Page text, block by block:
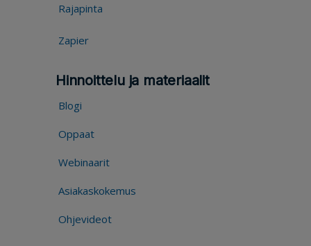
Rajapinta
Zapier
Hinnoittelu ja materiaalit
Blogi
Oppaat
Webinaarit
Asiakaskokemus
Ohjevideot